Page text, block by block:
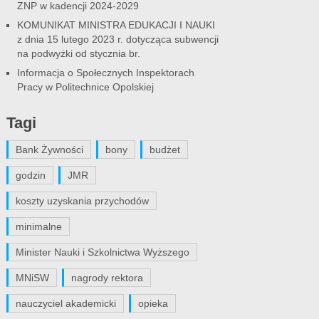
ZNP w kadencji 2024-2029
KOMUNIKAT MINISTRA EDUKACJI I NAUKI
z dnia 15 lutego 2023 r. dotycząca subwencji
na podwyżki od stycznia br.
Informacja o Społecznych Inspektorach
Pracy w Politechnice Opolskiej
Tagi
Bank Żywności bony budżet
godzin JMR
koszty uzyskania przychodów
minimalne
Minister Nauki i Szkolnictwa Wyższego
MNiSW nagrody rektora
nauczyciel akademicki opieka